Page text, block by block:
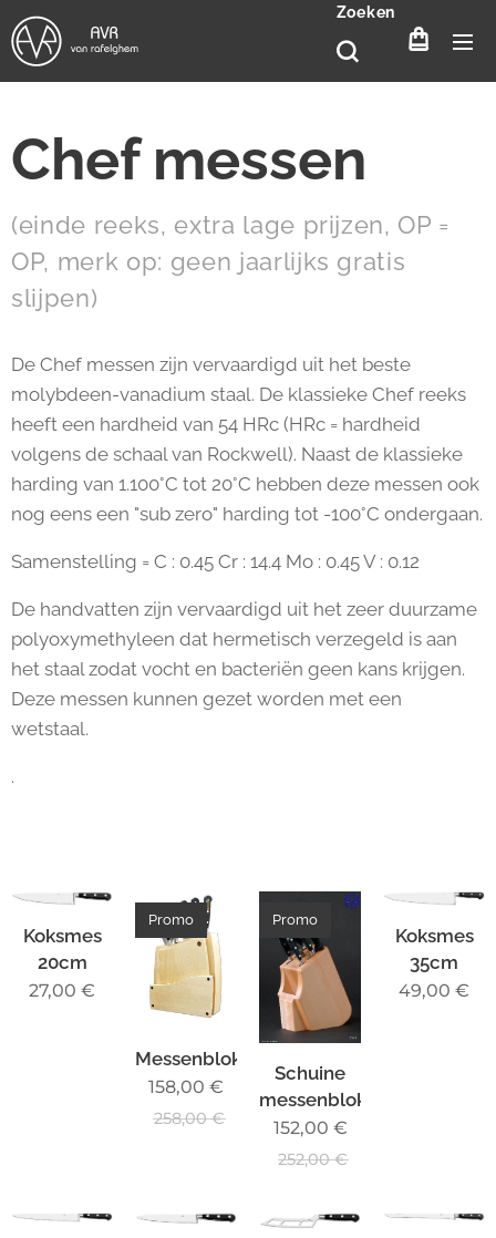
Zoeken
Chef messen
(einde reeks, extra lage prijzen, OP =
OP, merk op: geen jaarlijks gratis
slijpen)
De Chef messen zijn vervaardigd uit het beste
molybdeen-vanadium staal. De klassieke Chef reeks
heeft een hardheid van 54 HRc (HRc = hardheid
volgens de schaal van Rockwell). Naast de klassieke
harding van 1.100°C tot 20°C hebben deze messen ook
nog eens een "sub zero" harding tot -100°C ondergaan.
Samenstelling = C : 0.45 Cr : 14.4 Mo : 0.45 V : 0.12
De handvatten zijn vervaardigd uit het zeer duurzame
polyoxymethyleen dat hermetisch verzegeld is aan
het staal zodat vocht en bacteriën geen kans krijgen.
Deze messen kunnen gezet worden met een
wetstaal.
.
Koksmes
20cm
27,00 €
Messenblok
Promo
158,00 €
258,00€
Schuine
messenblok
Promo
152,00 €
252,00€
Koksmes
35cm
49,00 €